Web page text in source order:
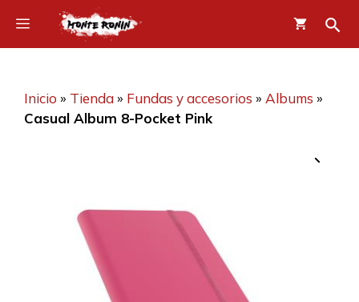
contenido
Menú
Inicio » Tienda» Fundas y accesorios » Albums »
Casual Album 8-Pocket Pink